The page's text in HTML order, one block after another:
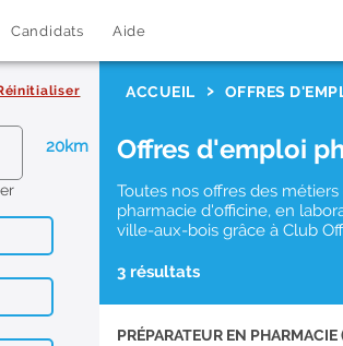
Candidats Aide
20km
ACCUEIL OFFRES
Offres d'emploi
Toutes nos offres des
pharmacie d'officine, en
ville-aux-bois grâce à Club
3 résultats
PRÉPARATEUR EN